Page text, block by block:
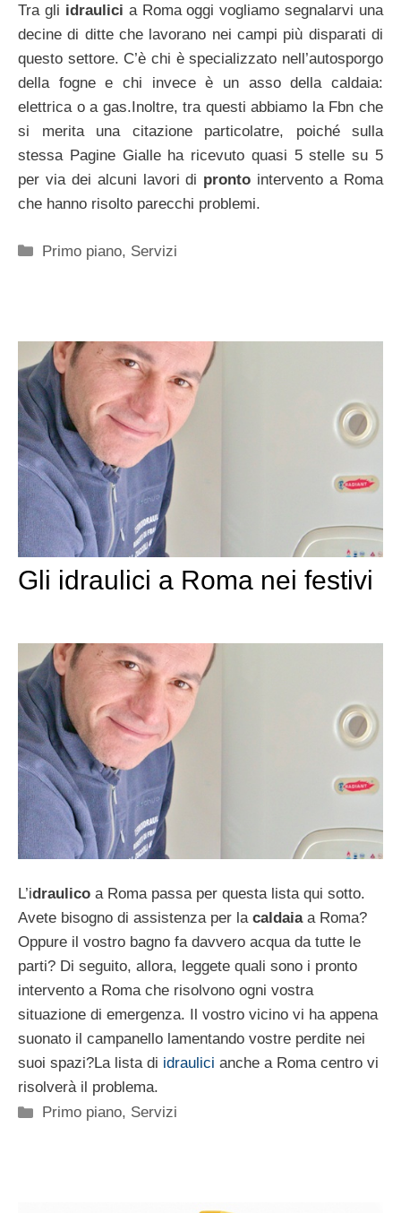
Tra gli idraulici a Roma oggi vogliamo segnalarvi una
decine di ditte che lavorano nei campi più disparati di
questo settore. C’è chi è specializzato nell’autosporgo
della fogne e chi invece è un asso della caldaia:
elettrica o a gas.Inoltre, tra questi abbiamo la Fbn che
si merita una citazione particolatre, poiché sulla
stessa Pagine Gialle ha ricevuto quasi 5 stelle su 5
per via dei alcuni lavori di pronto intervento a Roma
che hanno risolto parecchi problemi.
Categorie
Primo piano, Servizi
Gli idraulici a Roma nei festivi
L’idraulico a Roma passa per questa lista qui sotto.
Avete bisogno di assistenza per la caldaiaa Roma?
Oppure il vostro bagno fa davvero acqua da tutte le
parti? Di seguito, allora, leggete quali sono i pronto
intervento a Roma che risolvono ogni vostra
situazione di emergenza. Il vostro vicino vi ha appena
suonato il campanello lamentando vostre perdite nei
suoi spazi?La lista di idraulici anche a Roma centro vi
risolverà il problema.
Categorie
Primo piano, Servizi